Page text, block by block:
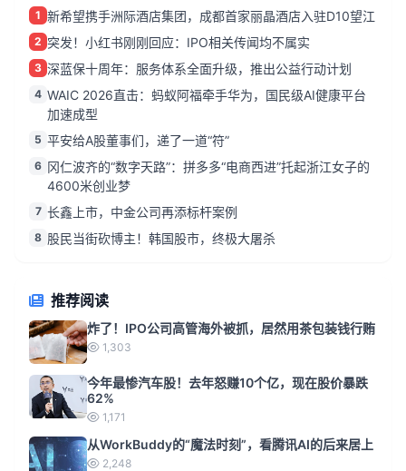
1 新希望携手洲际酒店集团，成都首家丽晶酒店入驻D10望江
2 突发！小红书刚刚回应：IPO相关传闻均不属实
3 深蓝保十周年：服务体系全面升级，推出公益行动计划
4 WAIC 2026直击：蚂蚁阿福牵手华为，国民级AI健康平台
加速成型
5 平安给A股董事们，递了一道“符”
6 冈仁波齐的“数字天路”：拼多多“电商西进”托起浙江女子的
4600米创业梦
7 长鑫上市，中金公司再添标杆案例
8 股民当街砍博主！韩国股市，终极大屠杀
推荐阅读
炸了！IPO公司高管海外被抓，居然用茶包装钱行贿
1,303
今年最惨汽车股！去年怒赚10个亿，现在股价暴跌
62%
1,171
从WorkBuddy的“魔法时刻”，看腾讯AI的后来居上
2,248